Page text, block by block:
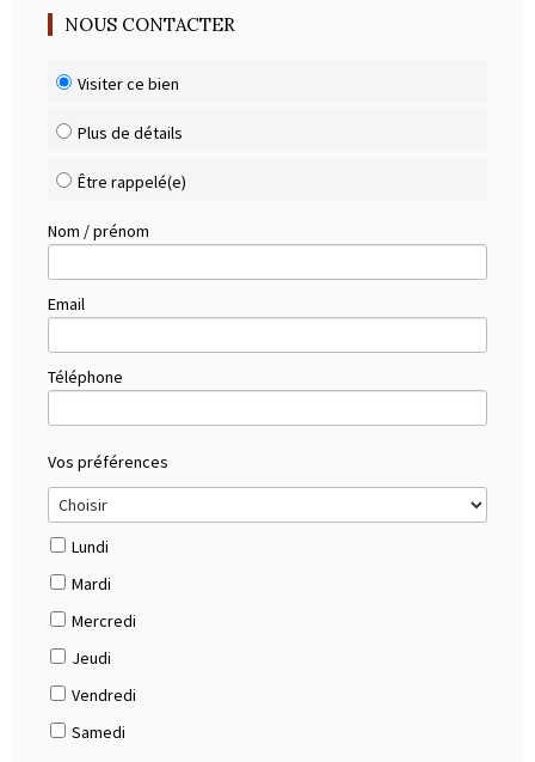
NOUS CONTACTER
Visiter ce bien
Plus de détails
Être rappelé(e)
Nom / prénom
Email
Téléphone
Vos préférences
Lundi
Mardi
Mercredi
Jeudi
Vendredi
Samedi